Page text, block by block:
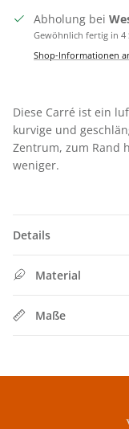
Abholung bei
Gewöhnlich fertig in 4
Shop-Informationen
Diese Carré ist ein
kurvige und
Zentrum, zum Rand
weniger.
Details
Material
Maße
Jetzt